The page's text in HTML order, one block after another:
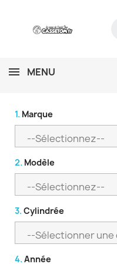
MENU
1. Marque
2. Modèle
3. Cylindrée
4. Année